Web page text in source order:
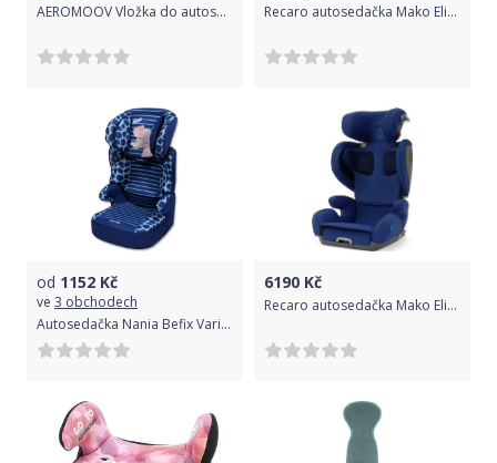
AEROMOOV Vložka do autosedačky Anthracite 15-36 kg Recaro autosedačka Mako Elite Prime Mat Black
od 1152 Kč
ve 3 obchodech
Autosedačka Nania Befix Varianta: Sp Colors blue 2020 - dle obrázku
6190 Kč
Recaro autosedačka Mako Elite Select Pacific Blue